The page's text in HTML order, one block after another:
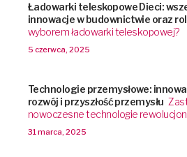
Ładowarki teleskopowe Dieci:
innowacje w budownictwie oraz
wyborem ładowarki teleskopowej?
5 czerwca, 2025
Technologie przemysłowe:
rozwój i przyszłość przemysłu
nowoczesne technologie
31 marca, 2025